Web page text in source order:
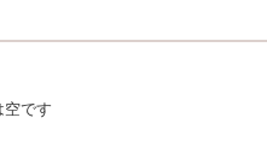
空です